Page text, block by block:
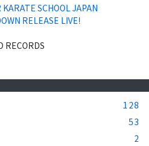
KARATE SCHOOL JAPAN
RELEASE LIVE!
RECORDS
128
53
2